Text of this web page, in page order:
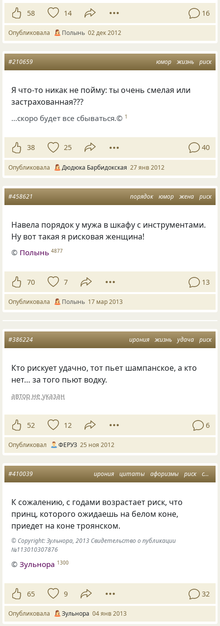
58 14 16
Опубликовала Полынь 02 дек 2012
юмор жизнь риск
#210659
Я что-то никак не пойму: ты очень смелая или
застрахованная???
…скоро будет все сбываться.© 1
38 25 40
Опубликовала Дюдюка Барбидокская 27 янв 2012
порядок юмор жена риск
#458621
Навела порядок у мужа в шкафу с инструментами.
Ну вот такая я рисковая женщина!
© Полынь 4877
70 7 13
Опубликовала Полынь 17 мар 2013
ирония жизнь удача риск
#386224
Кто рискует удачно, тот пьет шампанское, а кто
нет… за того пьют водку.
автор не указан
52 12 6
Опубликовал ФЕРУЗ 25 ноя 2012
ирония цитаты афоризмы риск статусы
#410039
К сожалению, с годами возрастает риск, что
принц, которого ожидаешь на белом коне,
приедет на коне троянском.
© Copyright: Зульнора, 2013 Свидетельство о публикации
№113010307876
©Зульнора 1300
65 9 32
Опубликовала Зульнора 04 янв 2013